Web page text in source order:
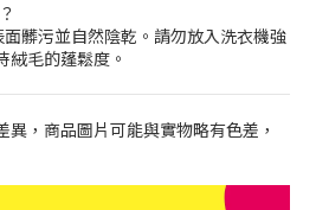
髒污並自然陰乾。請勿放入洗衣機強
絨毛的蓬鬆度。
，商品圖片可能與實物略有色差，